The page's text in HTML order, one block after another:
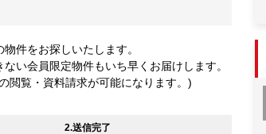
件をお探しいたします。
い会員限定物件もいち早くお届けします。
閲覧・資料請求が可能になります。)
2.送信完了